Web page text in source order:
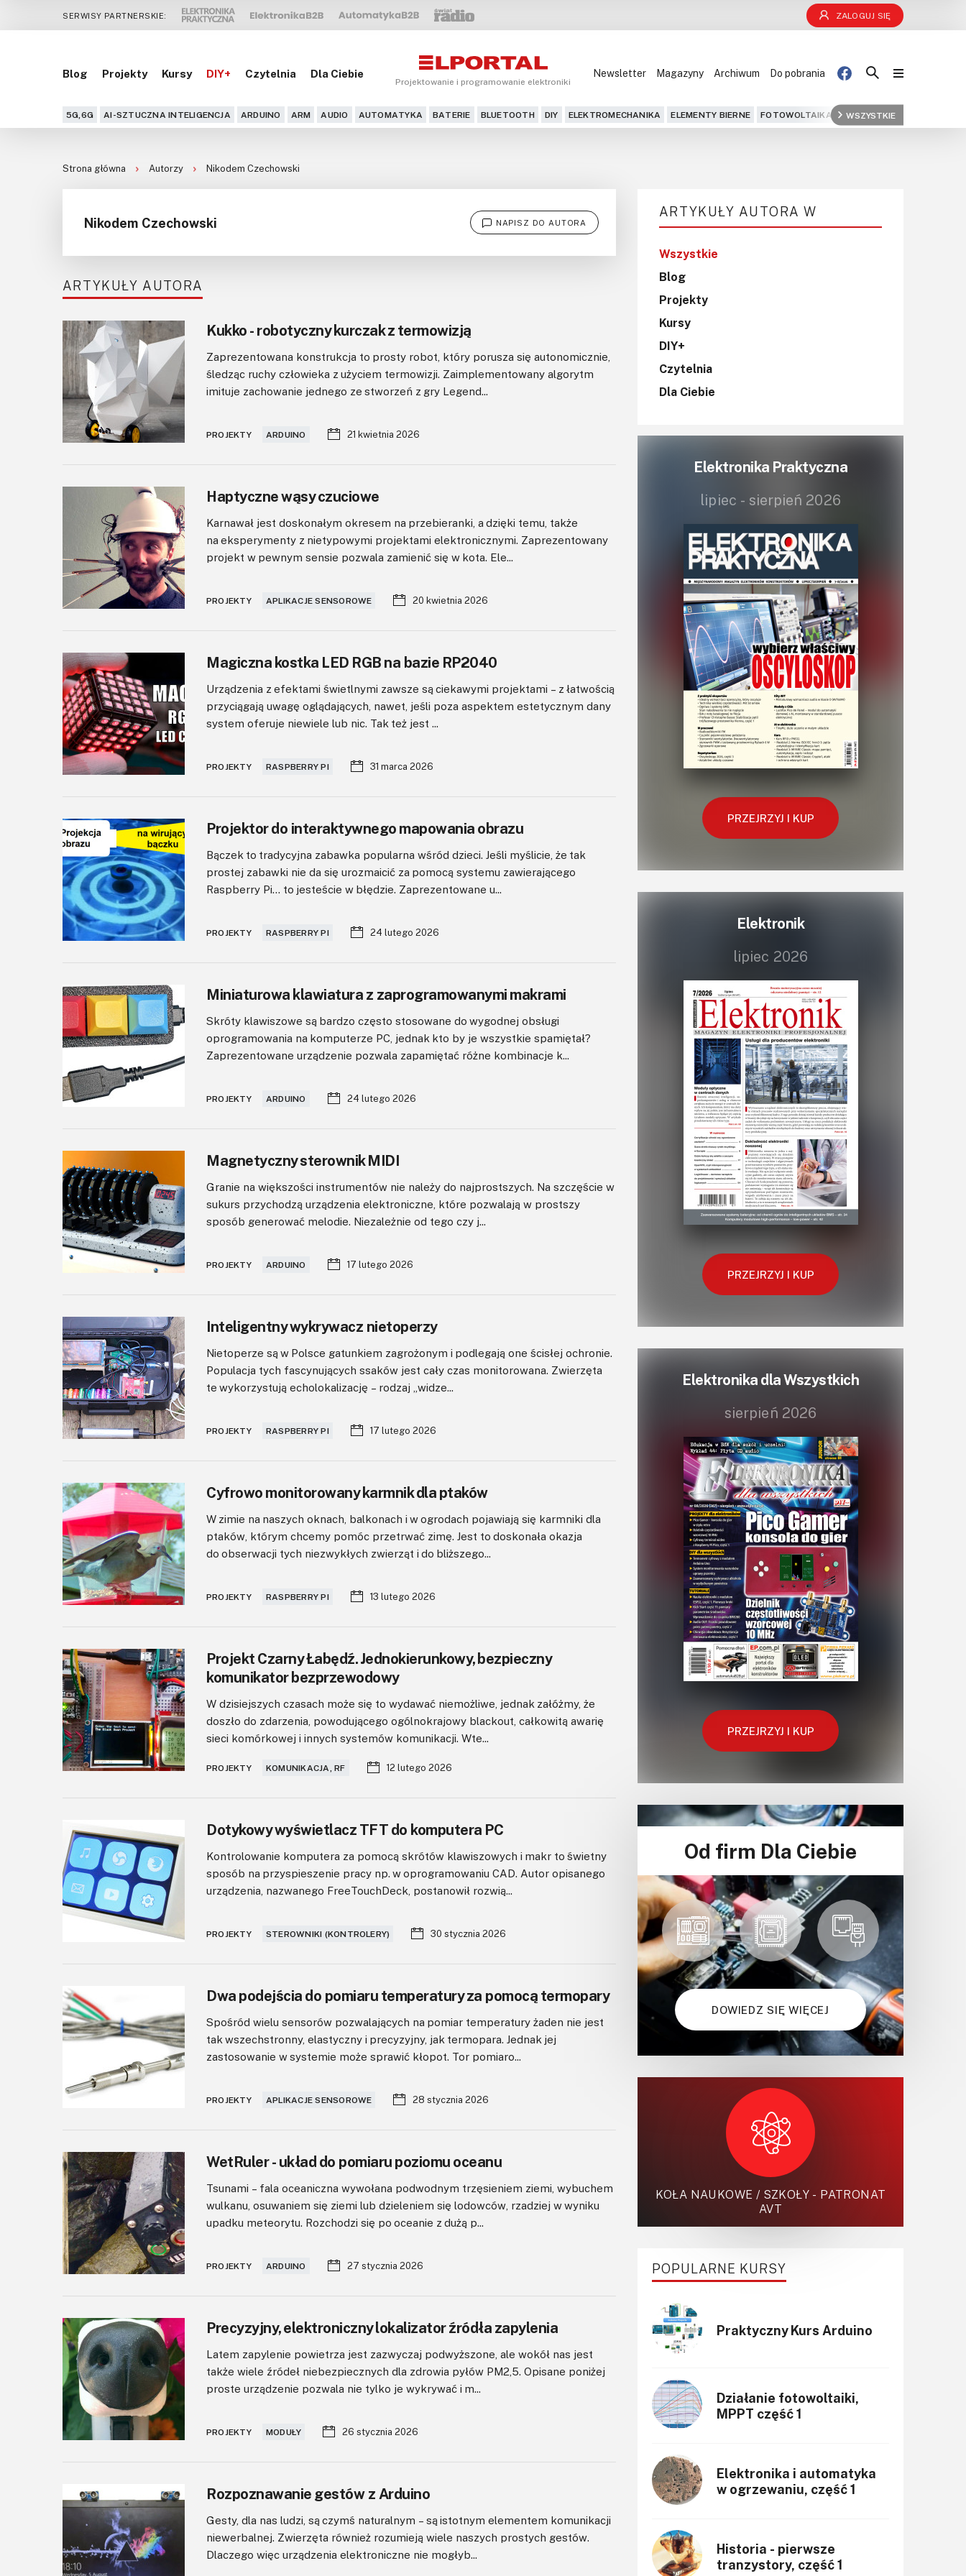
SERWISY PARTNERSKIE: ZALOGUJ SIĘ
Blog Projekty Kursy DIY+ Czytelnia Dla Ciebie
Projektowanie i programowanie elektroniki
Newsletter Magazyny Archiwum Do pobrania
5G,6G AI-SZTUCZNA INTELIGENCJA ARDUINO ARM AUDIO AUTOMATYKA BATERIE BLUETOOTH DIY ELEKTROMECHANIKA ELEMENTY BIERNE FOTOWOLTAIKA FPGA GPS
WSZYSTKIE
Blog
DIY+
Czytelnia
Archiwum
Do pobrania
Strona główna Autorzy Nikodem Czechowski
Nikodem Czechowski NAPISZ DO AUTORA
ARTYKUŁY AUTORA
Kukko - robotyczny kurczak z termowizją
Zaprezentowana konstrukcja to prosty robot, który porusza się autonomicznie,
śledząc ruchy człowieka z użyciem termowizji. Zaimplementowany algorytm
imituje zachowanie jednego ze stworzeń z gry Legend...
PROJEKTY ARDUINO 21 kwietnia 2026
Haptyczne wąsy czuciowe
Karnawał jest doskonałym okresem na przebieranki, a dzięki temu, także
na eksperymenty z nietypowymi projektami elektronicznymi. Zaprezentowany
projekt w pewnym sensie pozwala zamienić się w kota. Ele...
PROJEKTY APLIKACJE SENSOROWE 20 kwietnia 2026
Magiczna kostka LED RGB na bazie RP2040
Urządzenia z efektami świetlnymi zawsze są ciekawymi projektami – z łatwością
przyciągają uwagę oglądających, nawet, jeśli poza aspektem estetycznym dany
system oferuje niewiele lub nic. Tak też jest ...
PROJEKTY RASPBERRY PI 31 marca 2026
Projektor do interaktywnego mapowania obrazu
Bączek to tradycyjna zabawka popularna wśród dzieci. Jeśli myślicie, że tak
prostej zabawki nie da się urozmaicić za pomocą systemu zawierającego
Raspberry Pi… to jesteście w błędzie. Zaprezentowane u...
PROJEKTY RASPBERRY PI 24 lutego 2026
Miniaturowa klawiatura z zaprogramowanymi makrami
Skróty klawiszowe są bardzo często stosowane do wygodnej obsługi
oprogramowania na komputerze PC, jednak kto by je wszystkie spamiętał?
Zaprezentowane urządzenie pozwala zapamiętać różne kombinacje k...
PROJEKTY ARDUINO 24 lutego 2026
Magnetyczny sterownik MIDI
Granie na większości instrumentów nie należy do najprostszych. Na szczęście w
sukurs przychodzą urządzenia elektroniczne, które pozwalają w prostszy
sposób generować melodie. Niezależnie od tego czy j...
PROJEKTY ARDUINO 17 lutego 2026
Inteligentny wykrywacz nietoperzy
Nietoperze są w Polsce gatunkiem zagrożonym i podlegają one ścisłej ochronie.
Populacja tych fascynujących ssaków jest cały czas monitorowana. Zwierzęta
te wykorzystują echolokalizację – rodzaj „widze...
PROJEKTY RASPBERRY PI 17 lutego 2026
Cyfrowo monitorowany karmnik dla ptaków
W zimie na naszych oknach, balkonach i w ogrodach pojawiają się karmniki dla
ptaków, którym chcemy pomóc przetrwać zimę. Jest to doskonała okazja
do obserwacji tych niezwykłych zwierząt i do bliższego...
PROJEKTY RASPBERRY PI 13 lutego 2026
Projekt Czarny Łabędź. Jednokierunkowy, bezpieczny
komunikator bezprzewodowy
W dzisiejszych czasach może się to wydawać niemożliwe, jednak załóżmy, że
doszło do zdarzenia, powodującego ogólnokrajowy blackout, całkowitą awarię
sieci komórkowej i innych systemów komunikacji. Wte...
PROJEKTY KOMUNIKACJA, RF 12 lutego 2026
Dotykowy wyświetlacz TFT do komputera PC
Kontrolowanie komputera za pomocą skrótów klawiszowych i makr to świetny
sposób na przyspieszenie pracy np. w oprogramowaniu CAD. Autor opisanego
urządzenia, nazwanego FreeTouchDeck, postanowił rozwią...
PROJEKTY STEROWNIKI (KONTROLERY) 30 stycznia 2026
Dwa podejścia do pomiaru temperatury za pomocą termopary
Spośród wielu sensorów pozwalających na pomiar temperatury żaden nie jest
tak wszechstronny, elastyczny i precyzyjny, jak termopara. Jednak jej
zastosowanie w systemie może sprawić kłopot. Tor pomiaro...
PROJEKTY APLIKACJE SENSOROWE 28 stycznia 2026
WetRuler - układ do pomiaru poziomu oceanu
Tsunami – fala oceaniczna wywołana podwodnym trzęsieniem ziemi, wybuchem
wulkanu, osuwaniem się ziemi lub dzieleniem się lodowców, rzadziej w wyniku
upadku meteorytu. Rozchodzi się po oceanie z dużą p...
PROJEKTY ARDUINO 27 stycznia 2026
Precyzyjny, elektroniczny lokalizator źródła zapylenia
Latem zapylenie powietrza jest zazwyczaj podwyższone, ale wokół nas jest
także wiele źródeł niebezpiecznych dla zdrowia pyłów PM2,5. Opisane poniżej
proste urządzenie pozwala nie tylko je wykrywać i m...
PROJEKTY MODUŁY 26 stycznia 2026
Rozpoznawanie gestów z Arduino
Gesty, dla nas ludzi, są czymś naturalnym – są istotnym elementem komunikacji
niewerbalnej. Zwierzęta również rozumieją wiele naszych prostych gestów.
Dlaczego więc urządzenia elektroniczne nie mogłyb...
ARTYKUŁY AUTORA W
Wszystkie
Blog
Projekty
Kursy
DIY+
Czytelnia
Dla Ciebie
Elektronika Praktyczna
lipiec - sierpień 2026
PRZEJRZYJ I KUP
Elektronik
lipiec 2026
PRZEJRZYJ I KUP
Elektronika dla Wszystkich
sierpień 2026
PRZEJRZYJ I KUP
Od firm Dla Ciebie
DOWIEDZ SIĘ WIĘCEJ
KOŁA NAUKOWE / SZKOŁY - PATRONAT
AVT
POPULARNE KURSY
Praktyczny Kurs Arduino
Działanie fotowoltaiki,
MPPT część 1
Elektronika i automatyka
w ogrzewaniu, część 1
Historia - pierwsze
tranzystory, część 1